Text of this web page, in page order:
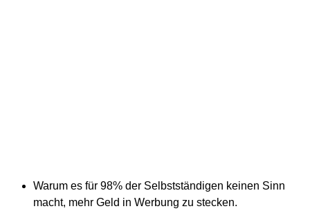
Warum es für 98% der Selbstständigen keinen Sinn
macht, mehr Geld in Werbung zu stecken.